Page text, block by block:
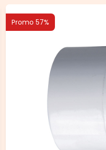
Promo 57%